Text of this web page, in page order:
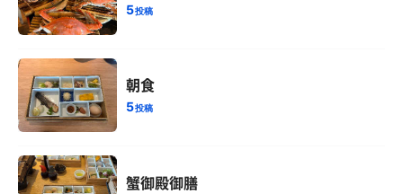
5投稿
朝食
5投稿
蟹御殿御膳